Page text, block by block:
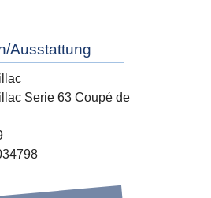
Ausstattung
Serie 63 Coupé de